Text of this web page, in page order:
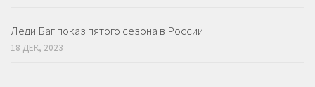
Леди Баг показ пятого сезона в России
18 ДЕК, 2023